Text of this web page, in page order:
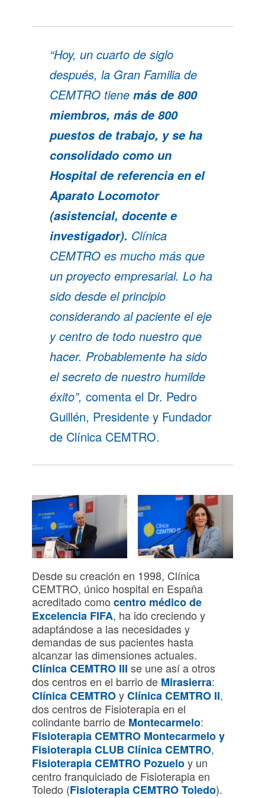
“Hoy, un cuarto de siglo
después, la Gran Familia de
CEMTRO tiene más de 800
miembros, más de 800
puestos de trabajo, y se ha
consolidado como un
Hospital de referencia en el
Aparato Locomotor
(asistencial, docente e
investigador). Clínica
CEMTRO es mucho más que
un proyecto empresarial. Lo ha
sido desde el principio
considerando al paciente el eje
y centro de todo nuestro que
hacer. Probablemente ha sido
el secreto de nuestro humilde
éxito”, comenta el Dr. Pedro
Guillén, Presidente y Fundador
de Clínica CEMTRO.
Desde su creación en 1998, Clínica
CEMTRO, único hospital en España
acreditado como centro médico de
Excelencia FIFA, ha ido creciendo y
adaptándose a las necesidades y
demandas de sus pacientes hasta
alcanzar las dimensiones actuales.
Clínica CEMTRO III se une así a otros
dos centros en el barrio de Mirasierra:
Clínica CEMTROyClínica CEMTRO II,
dos centros de Fisioterapia en el
colindante barrio de Montecarmelo:
Fisioterapia CEMTRO Montecarmeloy
Fisioterapia CLUB Clínica CEMTRO,
Fisioterapia CEMTRO Pozueloy un
centro franquiciado de Fisioterapia en
Toledo (Fisioterapia CEMTRO Toledo).